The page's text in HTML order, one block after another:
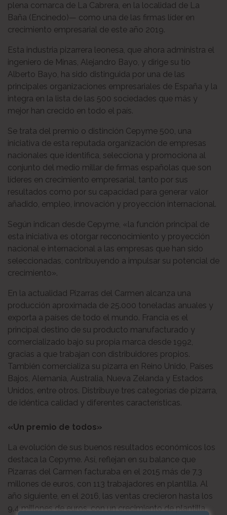
plena comarca de La Cabrera, en la localidad de La
Baña (Encinedo)— como una de las firmas líder en
crecimiento empresarial de este año 2019.
Esta industria pizarrera leonesa, que ahora administra el
ingeniero de Minas, Alejandro Bayo, y dirige su tío
Alberto Bayo, ha sido distinguida por una de las
principales organizaciones empresariales de España y la
integra en la lista de las 500 sociedades que más y
mejor han crecido en todo el país.
Se trata del premio o distinción Cepyme 500, una
iniciativa de esta reputada organización de empresas
nacionales que identifica, selecciona y promociona al
conjunto del medio millar de firmas españolas que son
líderes en crecimiento empresarial, tanto por sus
resultados como por su capacidad para generar valor
añadido, empleo, innovación y proyección internacional.
Según indican desde Cepyme, «la función principal de
esta iniciativa es otorgar reconocimiento y proyección
nacional e internacional a las empresas que han sido
seleccionadas, contribuyendo a impulsar su potencial de
crecimiento».
En la actualidad Pizarras del Carmen alcanza una
producción aproximada de 25.000 toneladas anuales y
exporta a países de todo el mundo. Francia es el
principal destino de su producto manufacturado y
comercializado bajo su propia marca desde 1992,
gracias a que trabajan con distribuidores propios.
También comercializa su pizarra en Reino Unido, Países
Bajos, Alemania, Australia, Nueva Zelanda y Estados
Unidos, entre otros. Distribuye tres categorías de pizarra,
de idéntica calidad y diferentes características.
«Un premio de todos»
La evolución de sus buenos resultados económicos los
destaca la Cepyme. Así, reflejan en su balance que
Pizarras del Carmen facturaba en el 2015 más de 7,3
millones de euros, con 113 trabajadores en plantilla. Al
año siguiente, en el 2016, las ventas crecieron hasta los
9,4 millones de euros, con un crecimiento de plantilla